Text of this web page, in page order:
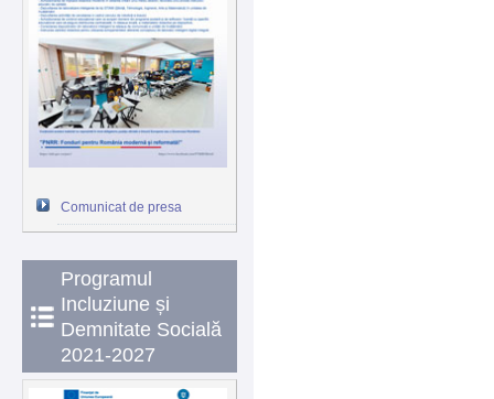
Comunicat de presa
Programul
Incluziune și
Demnitate Socială
2021-2027